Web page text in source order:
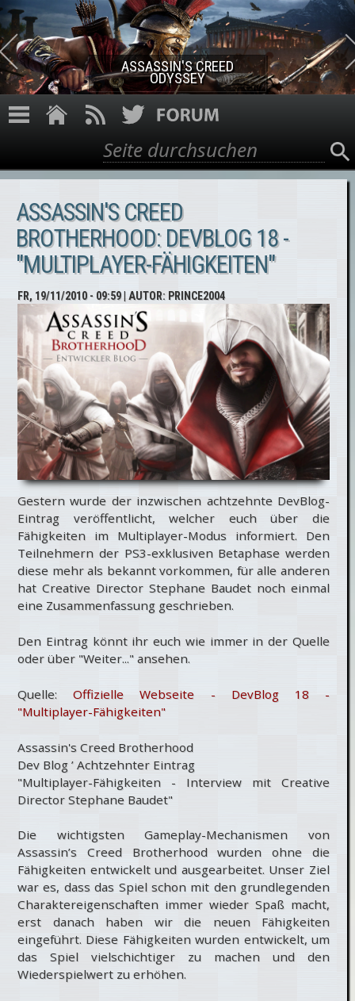
Direkt zum Inhalt
ASSASSIN'S CREED ROGUE
REMASTERED
Suchformular
Suche
ASSASSIN'S CREED
BROTHERHOOD: DEVBLOG 18 -
"MULTIPLAYER-FÄHIGKEITEN"
FR, 19/11/2010 - 09:59| AUTOR: PRINCE2004
Gestern wurde der inzwischen achtzehnte DevBlog-
Eintrag veröffentlicht, welcher euch über die
Fähigkeiten im Multiplayer-Modus informiert. Den
Teilnehmern der PS3-exklusiven Betaphase werden
diese mehr als bekannt vorkommen, für alle anderen
hat Creative Director Stephane Baudet noch einmal
eine Zusammenfassung geschrieben.
Den Eintrag könnt ihr euch wie immer in der Quelle
oder über "Weiter..." ansehen.
Quelle:Offizielle Webseite - DevBlog 18 -
"Multiplayer-Fähigkeiten"
Assassin's Creed Brotherhood
Dev Blog ’ Achtzehnter Eintrag
"Multiplayer-Fähigkeiten - Interview mit Creative
Director Stephane Baudet"
Die wichtigsten Gameplay-Mechanismen von
Assassin’s Creed Brotherhood wurden ohne die
Fähigkeiten entwickelt und ausgearbeitet. Unser Ziel
war es, dass das Spiel schon mit den grundlegenden
Charaktereigenschaften immer wieder Spaß macht,
erst danach haben wir die neuen Fähigkeiten
eingeführt. Diese Fähigkeiten wurden entwickelt, um
das Spiel vielschichtiger zu machen und den
Wiederspielwert zu erhöhen.